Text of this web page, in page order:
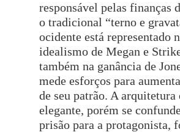
responsável pelas finanças
o tradicional “terno e
ocidente está representado
idealismo de Megan e
também na ganância de
mede esforços para
de seu patrão. A arquitetura
elegante, porém se
prisão para a protagonista,